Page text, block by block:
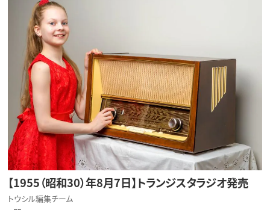
【1955（昭和30）年8月7日】トランジスタラジオ発売
トウシル編集チーム